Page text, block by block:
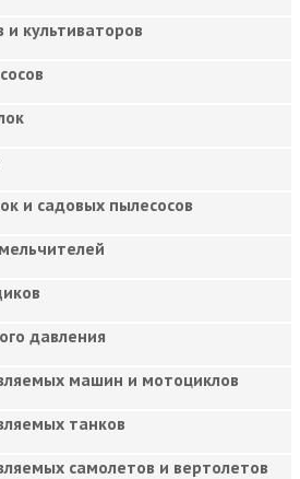
культиваторов
и садовых пылесосов
давления
машин и мотоциклов
танков
самолетов и вертолетов